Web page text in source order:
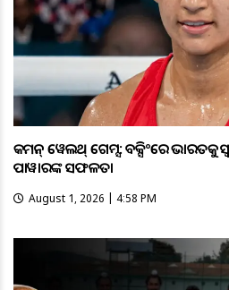
କମନ୍ ୱେଲଥ୍ ଗେମ୍ସ: ବକ୍ସିଂରେ ଭାରତକୁ
ପାୱାରଙ୍କ ସଫଳତା
August 1, 2026 | 4:58 PM